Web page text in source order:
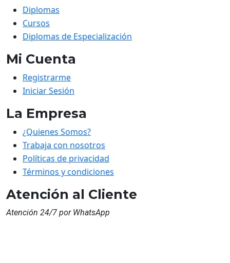
Diplomas
Cursos
Diplomas de Especialización
Mi Cuenta
Registrarme
Iniciar Sesión
La Empresa
¿Quienes Somos?
Trabaja con nosotros
Políticas de privacidad
Términos y condiciones
Atención al Cliente
Atención 24/7 por WhatsApp